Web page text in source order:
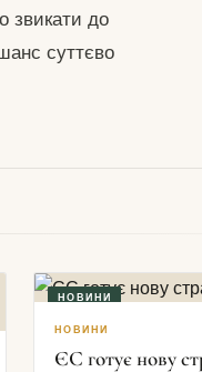
звикати до
суттєво
НОВИНИ
НОВИНИ
ЄС готує нову